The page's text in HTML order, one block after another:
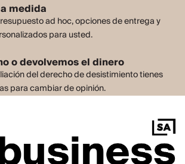
medida
ad hoc, opciones de entrega y
para usted.
o devolvemos el dinero
del derecho de desistimiento tienes
para cambiar de opinión.